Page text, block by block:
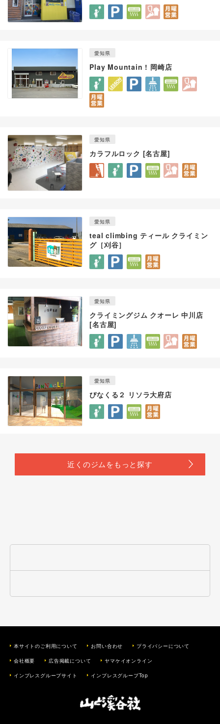
愛知県
Play Mountain ! 岡崎店
愛知県
カラフルロック [名古屋]
愛知県
teal climbing ティール クライミン
グ［刈谷］
愛知県
クライミングジム クオーレ 中川店
[名古屋]
愛知県
ぴなくる２ リソラ大府店
本サイトのご利用について お問い合わせ プライバシーについて
会社概要 広告掲載について ヤマケイオンライン
インプレスグループサイト インプレスグループTop